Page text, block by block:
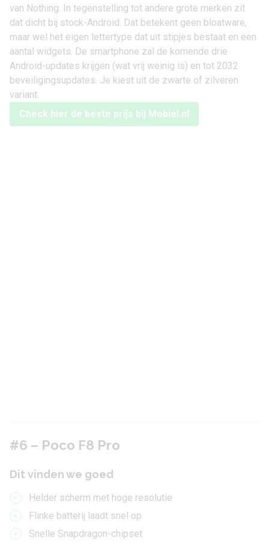
van Nothing. In tegenstelling tot andere grote merken zit
dat dicht bij stock-Android. Dat betekent geen bloatware,
maar wel het eigen lettertype dat uit stipjes bestaat en een
aantal widgets. De smartphone zal de komende drie
Android-updates krijgen (wat vrij weinig is) en tot 2032
beveiligingsupdates. Je kiest uit de zwarte of zilveren
variant.
Check hier de beste prijs bij Mobiel.nl
#6 – Poco F8 Pro
Dit vinden we goed
Helder scherm met hoge resolutie
Flinke batterij laadt snel op
Snelle Snapdragon-chipset